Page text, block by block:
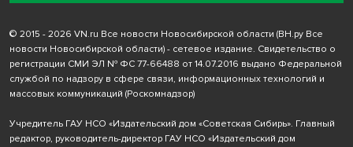
© 2015 - 2026 VN.ru Все новости Новосибирской области (ВН.ру Все
новости Новосибирской области) - сетевое издание. Свидетельство о
регистрации СМИ ЭЛ № ФС 77-66488 от 14.07.2016 выдано Федеральной
службой по надзору в сфере связи, информационных технологий и
массовых коммуникаций (Роскомнадзор)
Учредитель ГАУ НСО «Издательский дом «Советская Сибирь». Главный
редактор, руководитель-директор ГАУ НСО «Издательский дом